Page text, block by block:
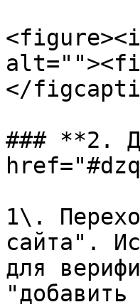
</
### **2.
1\.
сайта".
для